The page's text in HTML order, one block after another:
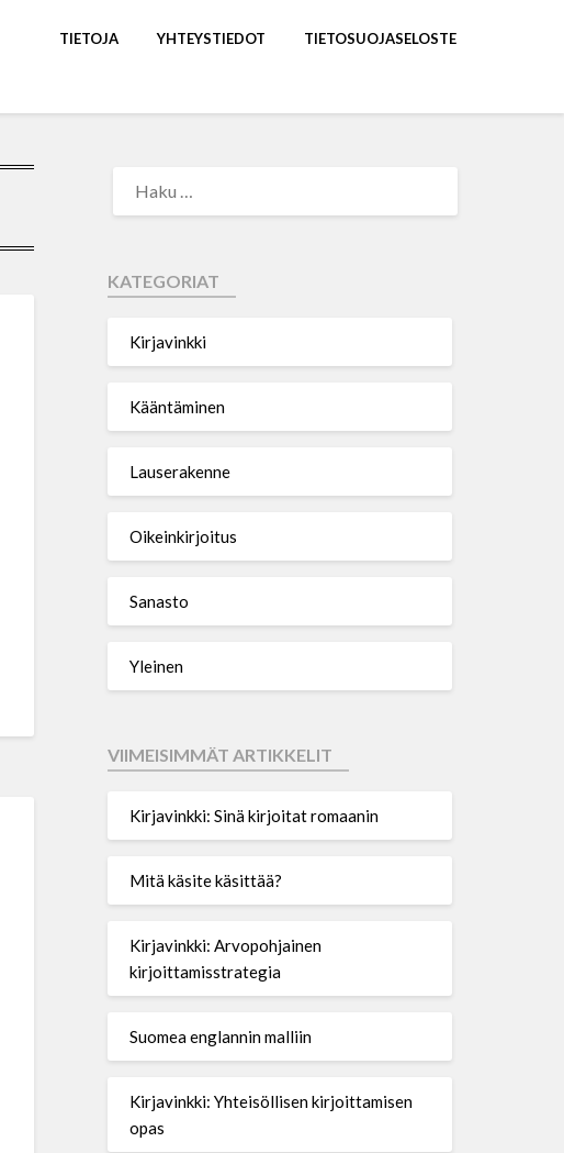
TIETOJA YHTEYSTIEDOT TIETOSUOJASELOSTE
KATEGORIAT
Kirjavinkki
Kääntäminen
Lauserakenne
Oikeinkirjoitus
Sanasto
Yleinen
VIIMEISIMMÄT ARTIKKELIT
Kirjavinkki: Sinä kirjoitat romaanin
Mitä käsite käsittää?
Kirjavinkki: Arvopohjainen
kirjoittamisstrategia
Suomea englannin malliin
Kirjavinkki: Yhteisöllisen kirjoittamisen
opas